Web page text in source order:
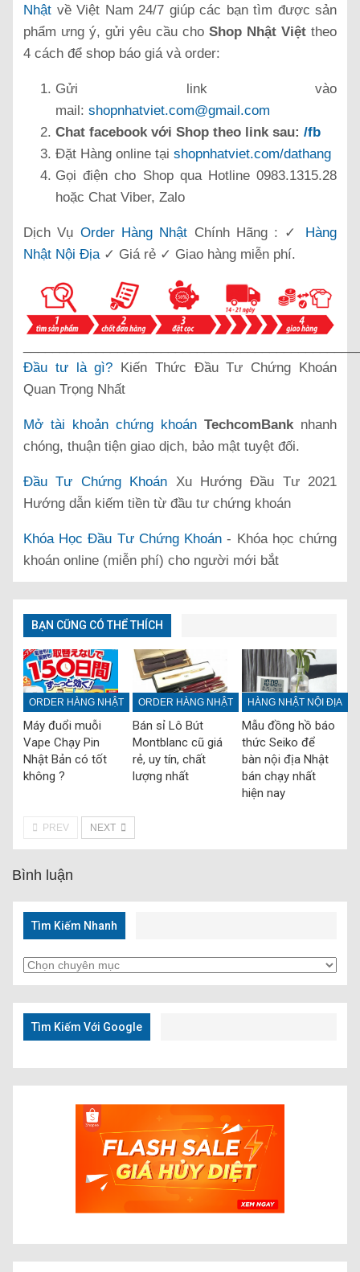
Nhật về Việt Nam 24/7 giúp các bạn tìm được sản
phẩm ưng ý, gửi yêu cầu cho Shop Nhật Việt theo
4 cách để shop báo giá và order:
Gửi link vào
mail: shopnhatviet.com@gmail.com
Chat facebook với Shop theo link sau: /fb
Đặt Hàng online tại shopnhatviet.com/dathang
Gọi điện cho Shop qua Hotline 0983.1315.28
hoặc Chat Viber, Zalo
Dịch Vụ Order Hàng Nhật Chính Hãng : ✓
Hàng
Nhật Nội Địa✓ Giá rẻ ✓ Giao hàng miễn phí.
Đầu tư là gì? Kiến Thức Đầu Tư Chứng Khoán
Quan Trọng Nhất
Mở tài khoản chứng khoán TechcomBank nhanh
chóng, thuận tiện giao dịch, bảo mật tuyệt đối.
Đầu Tư Chứng Khoán Xu Hướng Đầu Tư 2021
Hướng dẫn kiếm tiền từ đầu tư chứng khoán
Khóa Học Đầu Tư Chứng Khoán - Khóa học chứng
khoán online (miễn phí) cho người mới bắt
BẠN CŨNG CÓ THỂ THÍCH
ORDER HÀNG NHẬT
Máy đuổi muỗi
Vape Chạy Pin
Nhật Bản có tốt
không ?
ORDER HÀNG NHẬT
Bán sỉ Lô Bút
Montblanc cũ giá
rẻ, uy tín, chất
lượng nhất
HÀNG NHẬT NỘI ĐỊA
Mẫu đồng hồ báo
thức Seiko để
bàn nội địa Nhật
bán chạy nhất
hiện nay
PREV NEXT
Bình luận
Tìm Kiếm Nhanh
Tìm
Kiếm
Nhanh
Tìm Kiếm Với Google